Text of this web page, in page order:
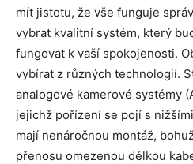
mít jistotu, že vše funguje
vybrat kvalitní systém, který
fungovat k vaší spokojenosti.
vybírat z různých technologií.
analogové kamerové systémy
jejichž pořízení se pojí s
mají nenáročnou montáž,
přenosu omezenou délkou